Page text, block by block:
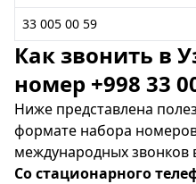
33 005 00 59
Как звонить в
номер +998 33
Ниже представлена
формате набора
международных звонков
Со стационарного